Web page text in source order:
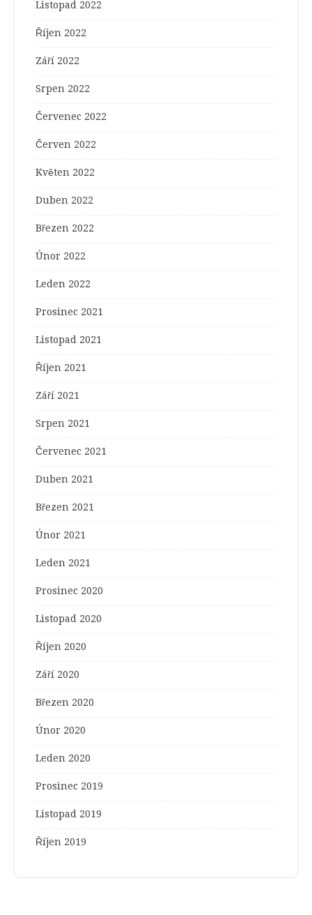
Listopad 2022
Říjen 2022
Září 2022
Srpen 2022
Červenec 2022
Červen 2022
Květen 2022
Duben 2022
Březen 2022
Únor 2022
Leden 2022
Prosinec 2021
Listopad 2021
Říjen 2021
Září 2021
Srpen 2021
Červenec 2021
Duben 2021
Březen 2021
Únor 2021
Leden 2021
Prosinec 2020
Listopad 2020
Říjen 2020
Září 2020
Březen 2020
Únor 2020
Leden 2020
Prosinec 2019
Listopad 2019
Říjen 2019